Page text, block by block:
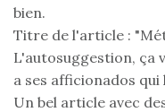
bien.
Titre de l'article :
L'autosuggestion, ça
a ses afficionados
Un bel article avec